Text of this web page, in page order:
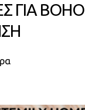
ΓΙΑ BOHO